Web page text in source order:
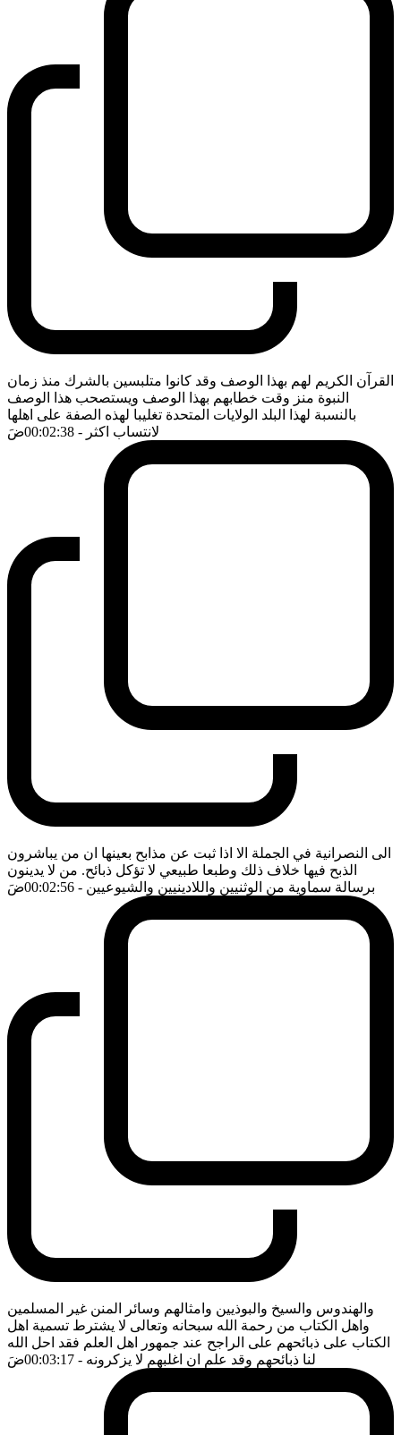
القرآن الكريم لهم بهذا الوصف وقد كانوا متلبسين بالشرك منذ زمان
النبوة منز وقت خطابهم بهذا الوصف ويستصحب هذا الوصف
بالنسبة لهذا البلد الولايات المتحدة تغليبا لهذه الصفة على اهلها
لانتساب اكثر - 00:02:38 ضَ
الى النصرانية في الجملة الا اذا ثبت عن مذابح بعينها ان من يباشرون
الذبح فيها خلاف ذلك وطبعا طبيعي لا تؤكل ذبائح. من لا يدينون
برسالة سماوية من الوثنيين واللادينيين والشيوعيين - 00:02:56 ضَ
والهندوس والسيخ والبوذيين وامثالهم وسائر المنن غير المسلمين
واهل الكتاب من رحمة الله سبحانه وتعالى لا يشترط تسمية اهل
الكتاب على ذبائحهم على الراجح عند جمهور اهل العلم فقد احل الله
لنا ذبائحهم وقد علم ان اغلبهم لا يزكرونه - 00:03:17 ضَ